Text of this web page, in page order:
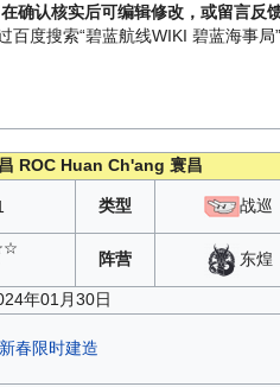
确认核实后可编辑修改，或留言反
度搜索“碧蓝航线WIKI 碧蓝海事
ROC Huan Ch'ang 寰昌
类型 战巡
阵营 东煌
年01月30日
新春限时建造